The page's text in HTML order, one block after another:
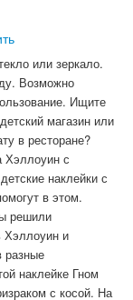
или зеркало.
Возможно
Ищите
магазин или
в ресторане?
Хэллоуин с
наклейки с
в этом.
решили
Хэллоуин и
разные
наклейке Гном
с косой. На